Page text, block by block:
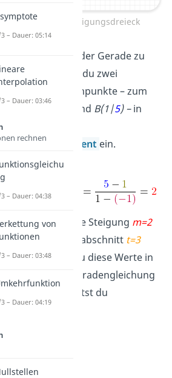
Gerade mit Steigungsdreieck
Um die Steigung der Gerade zu
bestimmen, setzt du zwei
beliebige Geradenpunkte – zum
und B(1|5) –in
den sogenannten
Differenzenquotient ein.
Du siehst, dass die Steigung m=2
und der y-Achsenabschnitt t=3
betragen. Setzt du diese Werte in
die allgemeine Geradengleichung
ein, erhältst du
– Dauer: 05:14
– Dauer: 03:46
rechnen
– Dauer: 04:38
von
– Dauer: 03:48
– Dauer: 04:19